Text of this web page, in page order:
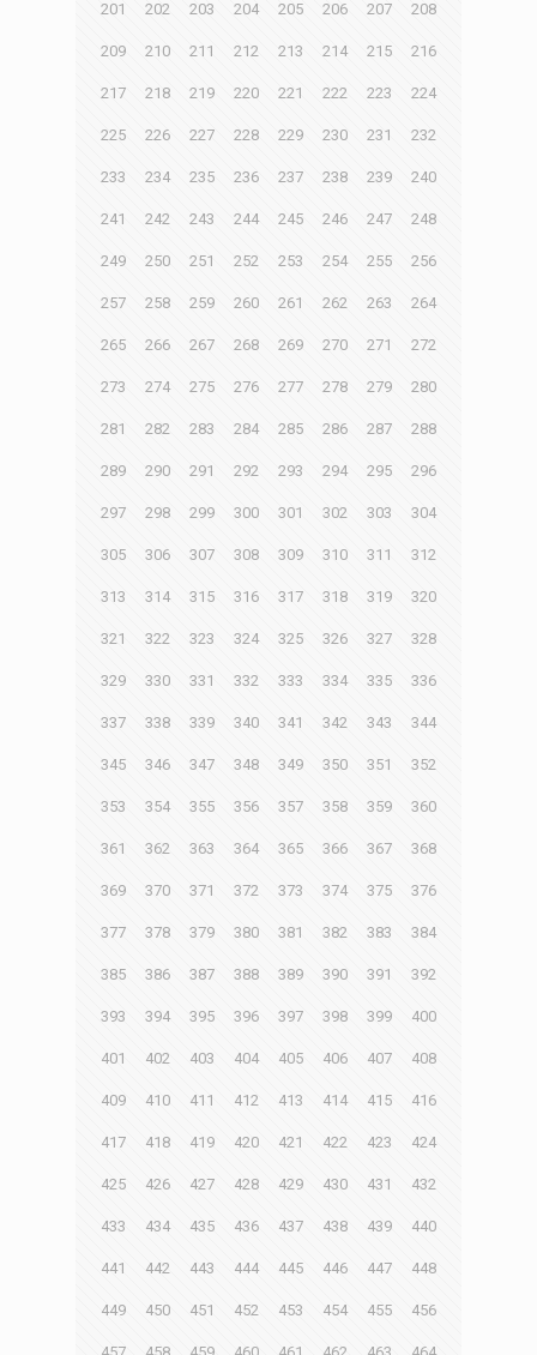
201 202 203 204 205 206 207 208
209 210 211 212 213 214 215 216
217 218 219 220 221 222 223 224
225 226 227 228 229 230 231 232
233 234 235 236 237 238 239 240
241 242 243 244 245 246 247 248
249 250 251 252 253 254 255 256
257 258 259 260 261 262 263 264
265 266 267 268 269 270 271 272
273 274 275 276 277 278 279 280
281 282 283 284 285 286 287 288
289 290 291 292 293 294 295 296
297 298 299 300 301 302 303 304
305 306 307 308 309 310 311 312
313 314 315 316 317 318 319 320
321 322 323 324 325 326 327 328
329 330 331 332 333 334 335 336
337 338 339 340 341 342 343 344
345 346 347 348 349 350 351 352
353 354 355 356 357 358 359 360
361 362 363 364 365 366 367 368
369 370 371 372 373 374 375 376
377 378 379 380 381 382 383 384
385 386 387 388 389 390 391 392
393 394 395 396 397 398 399 400
401 402 403 404 405 406 407 408
409 410 411 412 413 414 415 416
417 418 419 420 421 422 423 424
425 426 427 428 429 430 431 432
433 434 435 436 437 438 439 440
441 442 443 444 445 446 447 448
449 450 451 452 453 454 455 456